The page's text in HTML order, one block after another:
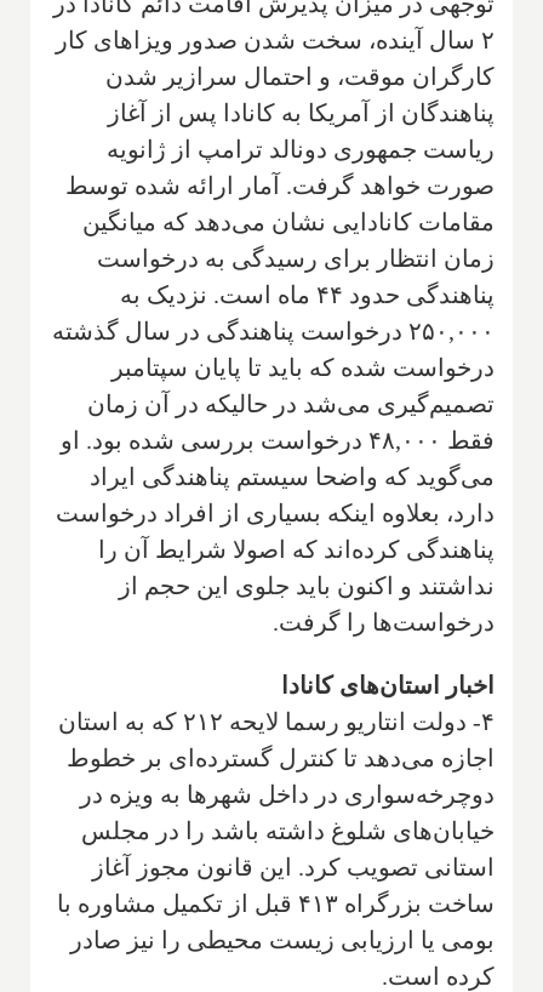
۲ سال آینده، سخت شدن صدور ویزاهای کار
کارگران موقت، و احتمال سرازیر شدن
پناهندگان از آمریکا به کانادا پس از آغاز
ریاست جمهوری دونالد ترامپ از ژانویه
صورت خواهد گرفت. آمار ارائه شده توسط
مقامات کانادایی نشان می‌دهد که میانگین
زمان انتظار برای رسیدگی به درخواست
پناهندگی حدود ۴۴ ماه است. نزدیک به
۲۵۰,۰۰۰ درخواست پناهندگی در سال گذشته
درخواست شده که باید تا پایان سپتامبر
تصمیم‌گیری می‌شد در حالیکه در آن زمان
فقط ۴۸,۰۰۰ درخواست بررسی شده بود. او
می‌گوید که واضحا سیستم پناهندگی ایراد
دارد، بعلاوه اینکه بسیاری از افراد درخواست
پناهندگی کرده‌اند که اصولا شرایط آن را
نداشتند و اکنون باید جلوی این حجم از
درخواست‌ها را گرفت.
اخبار استان‌های کانادا
۴- دولت انتاریو رسما لایحه ۲۱۲ که به استان
اجازه می‌دهد تا کنترل گسترده‌ای بر خطوط
دوچرخه‌سواری در داخل شهرها به ویزه در
خیابان‌های شلوغ داشته باشد را در مجلس
استانی تصویب کرد. این قانون مجوز آغاز
ساخت بزرگراه ۴۱۳ قبل از تکمیل مشاوره با
بومی یا ارزیابی زیست محیطی را نیز صادر
کرده است.